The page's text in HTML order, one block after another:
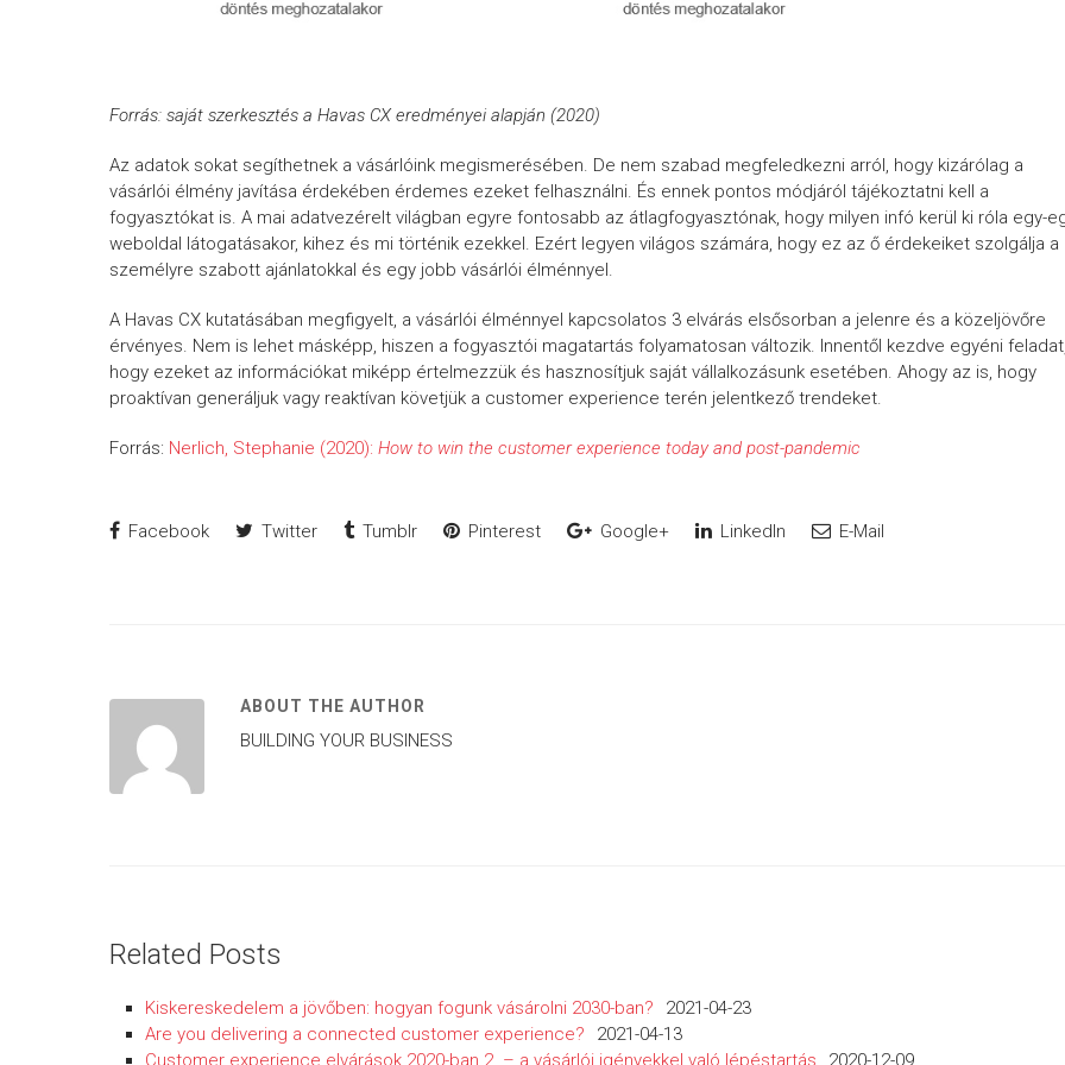
Forrás: saját szerkesztés a Havas CX eredményei alapján (2020)
Az adatok sokat segíthetnek a vásárlóink megismerésében. De nem szabad megfeledkezni arról, hogy kizárólag a
vásárlói élmény javítása érdekében érdemes ezeket felhasználni. És ennek pontos módjáról tájékoztatni kell a
fogyasztókat is. A mai adatvezérelt világban egyre fontosabb az átlagfogyasztónak, hogy milyen infó kerül ki róla egy-
weboldal látogatásakor, kihez és mi történik ezekkel. Ezért legyen világos számára, hogy ez az ő érdekeiket szolgálja a
személyre szabott ajánlatokkal és egy jobb vásárlói élménnyel.
A Havas CX kutatásában megfigyelt, a vásárlói élménnyel kapcsolatos 3 elvárás elsősorban a jelenre és a közeljövőre
érvényes. Nem is lehet másképp, hiszen a fogyasztói magatartás folyamatosan változik. Innentől kezdve egyéni
hogy ezeket az információkat miképp értelmezzük és hasznosítjuk saját vállalkozásunk esetében. Ahogy az is, hogy
proaktívan generáljuk vagy reaktívan követjük a customer experience terén jelentkező trendeket.
Forrás: Nerlich, Stephanie (2020): How to win the customer experience today and post-pandemic
Facebook Twitter Tumblr Pinterest Google+ LinkedIn E-Mail
ABOUT THE AUTHOR
BUILDING YOUR BUSINESS
Related Posts
Kiskereskedelem a jövőben: hogyan fogunk vásárolni 2030-ban?
2021-04-23
Are you delivering a connected customer experience?
2021-04-13
Customer experience elvárások 2020-ban 2. – a vásárlói igényekkel való lépéstartás
2020-12-09